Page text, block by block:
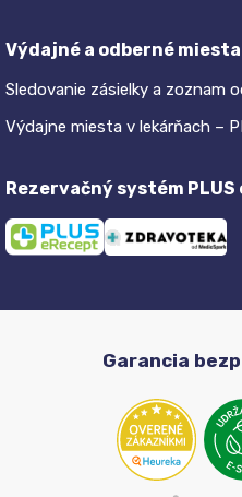
Výdajné a odberné miesta
Sledovanie zásielky a zoznam
Výdajne miesta v lekárňach –
Rezervačný systém PLUS
Garancia